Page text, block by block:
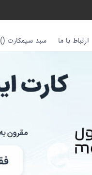
ارتباط با ما سبد سیمکارت ()